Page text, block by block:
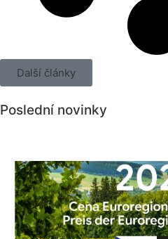
Další články
Poslední novinky